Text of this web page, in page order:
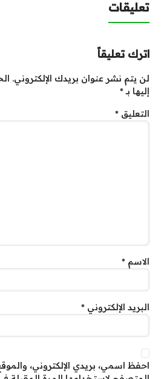
تعليقات
اترك تعليقاً
لن يتم نشر عنوان بريدك الإلكتروني.
إليها بـ*
التعليق *
الاسم *
البريد الإلكتروني *
احفظ اسمي، بريدي الإلكتروني،